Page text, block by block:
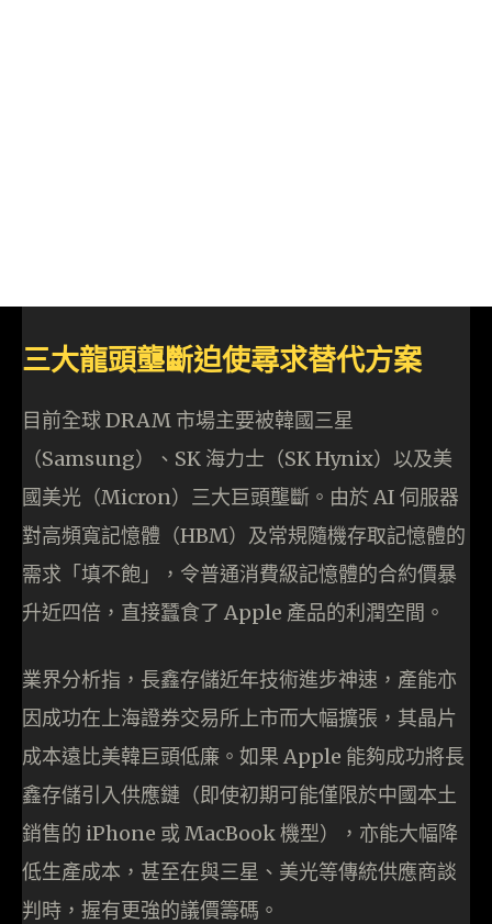
三大龍頭壟斷迫使尋求替代方案
目前全球 DRAM 市場主要被韓國三星
（Samsung）、SK 海力士（SK Hynix）以及美
國美光（Micron）三大巨頭壟斷。由於 AI 伺服器
對高頻寬記憶體（HBM）及常規隨機存取記憶體的
需求「填不飽」，令普通消費級記憶體的合約價暴
升近四倍，直接蠶食了 Apple 產品的利潤空間。
業界分析指，長鑫存儲近年技術進步神速，產能亦
因成功在上海證券交易所上市而大幅擴張，其晶片
成本遠比美韓巨頭低廉。如果 Apple 能夠成功將長
鑫存儲引入供應鏈（即使初期可能僅限於中國本土
銷售的 iPhone 或 MacBook 機型），亦能大幅降
低生產成本，甚至在與三星、美光等傳統供應商談
判時，握有更強的議價籌碼。